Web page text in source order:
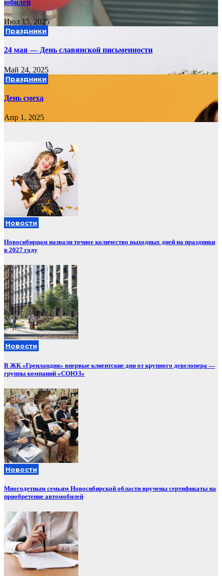
юбилей
Июл 15, 2025
Праздники
24 мая — День славянской письменности
Май 24, 2025
Праздники
День смеха
Апр 1, 2025
Новости
Новосибирцам назвали точное количество выходных дней на праздники
в 2027 году
Новости
В ЖК «Гренландия» впервые клиентские дни от крупного девелопера —
группы компаний «СОЮЗ»
Новости
Многодетным семьям Новосибирской области вручены сертификаты на
приобретение автомобилей